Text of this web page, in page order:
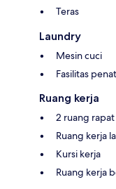
Teras
Laundry
Mesin cuci
Fasilitas
Ruang kerja
2 ruang rapat
Ruang kerja
Kursi kerja
Ruang kerja